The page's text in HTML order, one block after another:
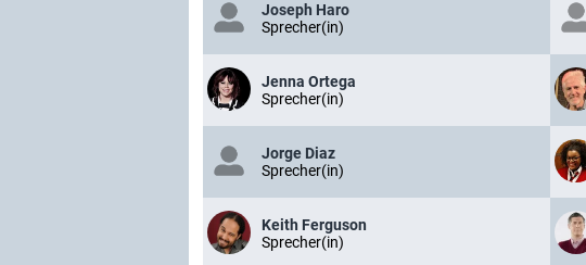
Joseph Haro
Sprecher(in)
Jenna Ortega
Sprecher(in)
Jorge Diaz
Sprecher(in)
Keith Ferguson
Sprecher(in)